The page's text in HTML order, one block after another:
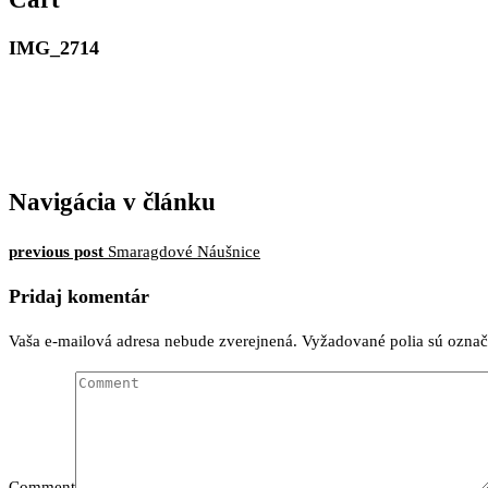
IMG_2714
Navigácia v článku
previous post Smaragdové Náušnice
Pridaj komentár
Vaša e-mailová adresa nebude zverejnená. Vyžadované polia sú